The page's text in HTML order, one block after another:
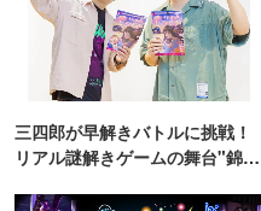
三四郎が早解きバトルに挑戦！
リアル謎解きゲームの舞台"錦糸